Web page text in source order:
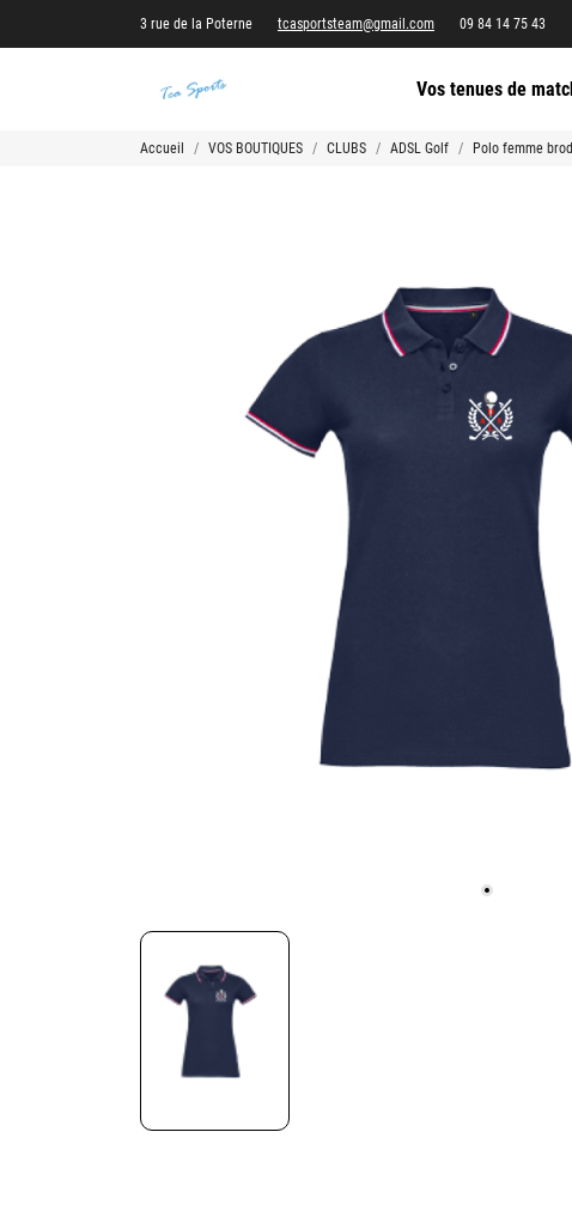
3 rue de la Poterne tcasportsteam@gmail.com 09 84 14 75 43
Vos tenues de
Accueil VOS BOUTIQUES CLUBS ADSL Golf Polo femme